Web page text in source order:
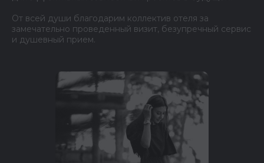
От всей души благодарим коллектив отеля за
замечательно проведенный визит, безупречный сервис
и душевный прием.